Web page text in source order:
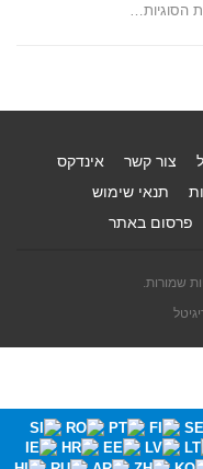
הסוגיות…
צור קשר
אינדקס
תנאי שימוש
פרסום באתר